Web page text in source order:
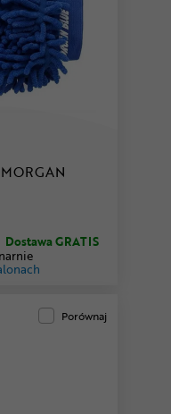
Dostawa GRATIS
Porównaj